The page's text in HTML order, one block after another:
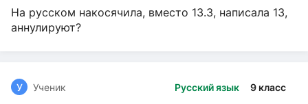
На русском накосячила, вместо 13.3, написала 13,
аннулируют?
Русский язык 9 класс
У Ученик